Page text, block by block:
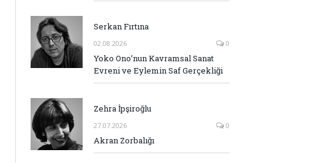
Serkan Fırtına
02.08.2026 0
Yoko Ono’nun Kavramsal Sanat
Evreni ve Eylemin Saf Gerçekliği
Zehra İpşiroğlu
27.07.2026 0
Akran Zorbalığı